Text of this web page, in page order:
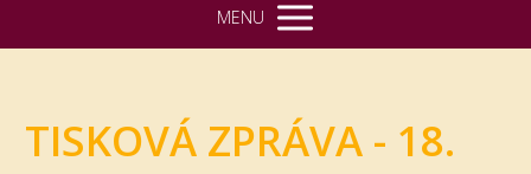
MENU
TISKOVÁ ZPRÁVA - 18.